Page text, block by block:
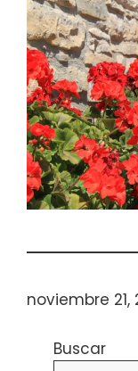
noviembre 21,
Buscar